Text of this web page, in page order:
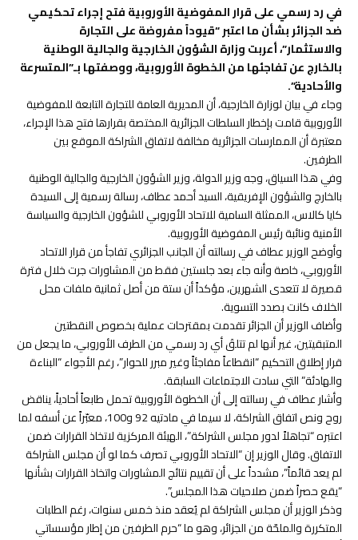
في رد رسمي على قرار المفوضية الأوروبية فتح إجراء تحكيمي
ضد الجزائر بشأن ما اعتبر “قيوداً مفروضة على التجارة
والاستثمار”، أعربت وزارة الشؤون الخارجية والجالية الوطنية
بالخارج عن تفاجئها من الخطوة الأوروبية، ووصفتها بـ”المتسرعة
والأحادية”.
وجاء في بيان لوزارة الخارجية، أن المديرية العامة للتجارة التابعة للمفوضية
الأوروبية قامت بإخطار السلطات الجزائرية المختصة بقرارها فتح هذا الإجراء،
معتبرة أن الممارسات الجزائرية مخالفة لاتفاق الشراكة الموقع بين
الطرفين.
وفي هذا السياق، وجه وزير الدولة، وزير الشؤون الخارجية والجالية الوطنية
بالخارج والشؤون الإفريقية، السيد أحمد عطاف، رسالة رسمية إلى السيدة
كايا كالاس، الممثلة السامية للاتحاد الأوروبي للشؤون الخارجية والسياسة
الأمنية ونائبة رئيس المفوضية الأوروبية.
وأوضح الوزير عطاف في رسالته أن الجانب الجزائري تفاجأ من قرار الاتحاد
الأوروبي، خاصة وأنه جاء بعد جلستين فقط من المشاورات جرت خلال فترة
قصيرة لا تتعدى الشهرين، مؤكداً أن ستة من أصل ثمانية ملفات محل
الخلاف كانت بصدد التسوية.
وأضاف الوزير أن الجزائر تقدمت بمقترحات عملية بخصوص النقطتين
المتبقيتين، غير أنها لم تتلقَ أي رد رسمي من الطرف الأوروبي، ما يجعل من
قرار إطلاق التحكيم “انقطاعاً مفاجئاً وغير مبرر للحوار”، رغم الأجواء “البناءة
والهادئة” التي سادت الاجتماعات السابقة.
وأشار عطاف في رسالته إلى أن الخطوة الأوروبية تحمل طابعاً أحادياً، يناقض
روح ونص اتفاق الشراكة، لا سيما في مادتيه 92 و100، معبّراً عن أسفه لما
اعتبره “تجاهلاً لدور مجلس الشراكة”، الهيئة المركزية لاتخاذ القرارات ضمن
الاتفاق. وقال الوزير إن “الاتحاد الأوروبي تصرف كما لو أن مجلس الشراكة
لم يعد قائماً”، مشدداً على أن تقييم نتائج المشاورات واتخاذ القرارات بشأنها
“يقع حصراً ضمن صلاحيات هذا المجلس”.
وذكر الوزير أن مجلس الشراكة لم يُعقد منذ خمس سنوات، رغم الطلبات
المتكررة والملحّة من الجزائر، وهو ما “حرم الطرفين من إطار مؤسساتي